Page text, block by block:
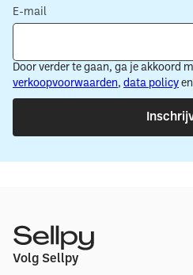
E-mail
Door verder te gaan, ga je akkoord
verkoopvoorwaarden, data policy en
Volg Sellpy